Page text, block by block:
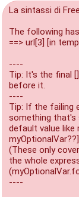
La sintassi di
The following
==> url[3] [in
----
Tip: It's the final
before it.
----
Tip: If the failing
something that's
default value like
(These only
the whole
----